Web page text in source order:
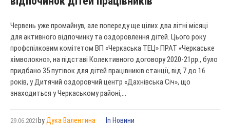
Червень уже промайнув, але попереду ще цілих два літні місяці
для активного відпочинку та оздоровлення дітей. Цього року
профспілковим комітетом ВП «Черкаська ТЕЦ» ПРАТ «Черкаське
хімволокно», на підставі Колективного договору 2020-21рр., було
придбано 35 путівок для дітей працівників станції, від 7 до 16
років, у Дитячий оздоровчий центр «Дахнівська Січ», що
знаходиться у Черкаському районі,...
29.06.2021 by Дука Валентина In Новини